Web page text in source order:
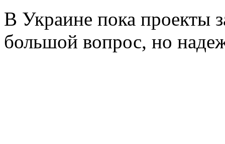
В Украине пока проекты
большой вопрос, но